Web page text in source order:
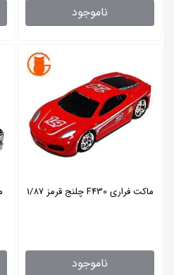
ناموجود
ماکت فراری F430 چلنج قرمز 1/87
ناموجود